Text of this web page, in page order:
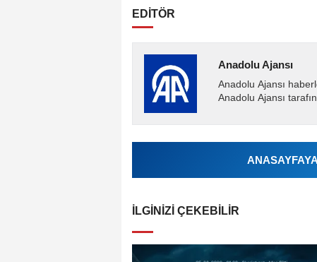
EDİTÖR
Anadolu Ajansı
Anadolu Ajansı
Anadolu Ajansı
İLGINIZI ÇEKEBILIR